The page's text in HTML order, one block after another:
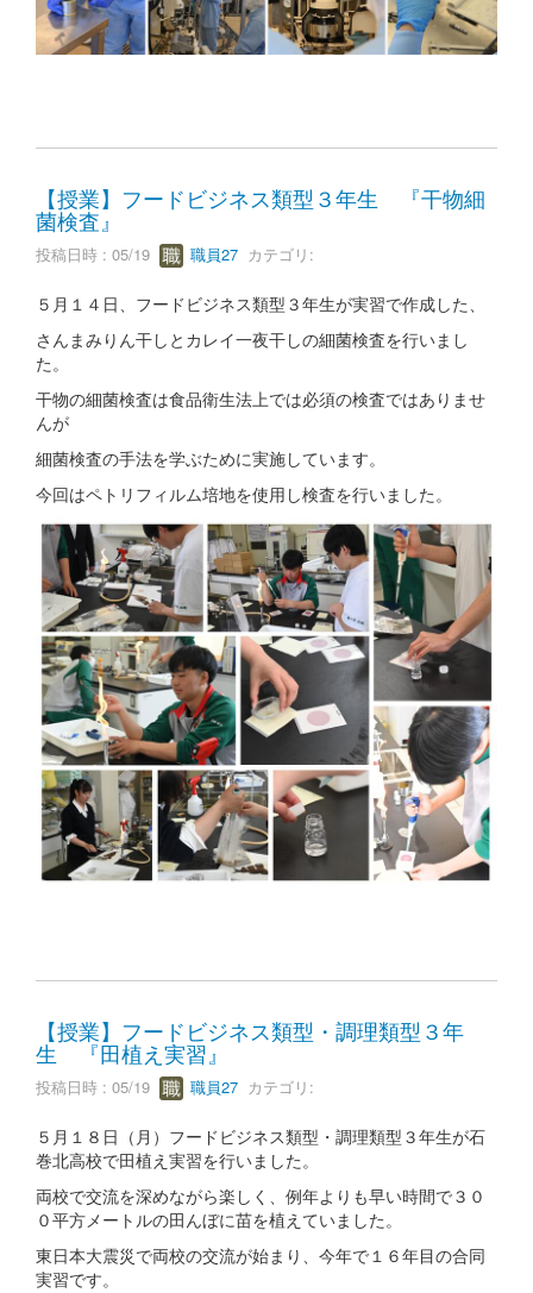
【授業】フードビジネス類型３年生 『干物細
菌検査』
投稿日時 : 05/19 職員27 カテゴリ:
５月１４日、フードビジネス類型３年生が実習で作成した、
さんまみりん干しとカレイ一夜干しの細菌検査を行いまし
た。
干物の細菌検査は食品衛生法上では必須の検査ではありませ
んが
細菌検査の手法を学ぶために実施しています。
今回はペトリフィルム培地を使用し検査を行いました。
【授業】フードビジネス類型・調理類型３年
生 『田植え実習』
投稿日時 : 05/19 職員27 カテゴリ:
５月１８日（月）フードビジネス類型・調理類型３年生が石
巻北高校で田植え実習を行いました。
両校で交流を深めながら楽しく、例年よりも早い時間で３０
０平方メートルの田んぼに苗を植えていました。
東日本大震災で両校の交流が始まり、今年で１６年目の合同
実習です。